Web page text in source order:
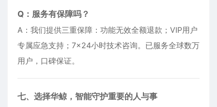
Q：服务有保障吗？
A：我们提供三重保障：功能无效全额退款；VIP用户
专属应急支持；7×24小时技术咨询。已服务全球数万
用户，口碑保证。
七、选择华鲸，智能守护重要的人与事